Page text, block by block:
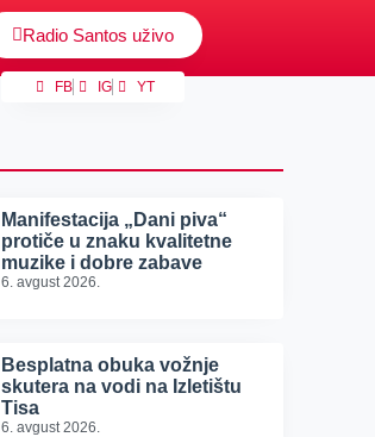
Radio Santos uživo
FB IG YT
Manifestacija „Dani piva“
protiče u znaku kvalitetne
muzike i dobre zabave
6. avgust 2026.
Besplatna obuka vožnje
skutera na vodi na Izletištu
Tisa
6. avgust 2026.